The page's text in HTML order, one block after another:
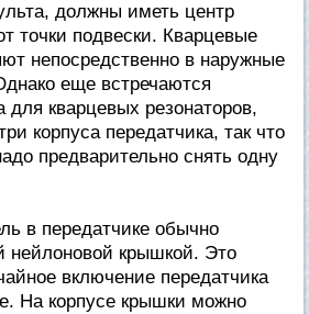
должны иметь центр
точки подвески. Кварцевые
непосредственно в наружные
еще встречаются
для кварцевых резонаторов,
корпуса передатчика, так что
предварительно снять одну
в передатчике обычно
нейлоновой крышкой. Это
включение передатчика
На корпусе крышки можно